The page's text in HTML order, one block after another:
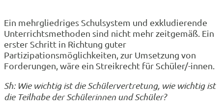
Ein mehrgliedriges Schulsystem und exkludierende
Unterrichtsmethoden sind nicht mehr zeitgemäß. Ein
erster Schritt in Richtung guter
Partizipationsmöglichkeiten, zur Umsetzung von
Forderungen, wäre ein Streikrecht für Schüler/-innen.
Sh: Wie wichtig ist die Schülervertretung, wie wichtig ist
die Teilhabe der Schülerinnen und Schüler?